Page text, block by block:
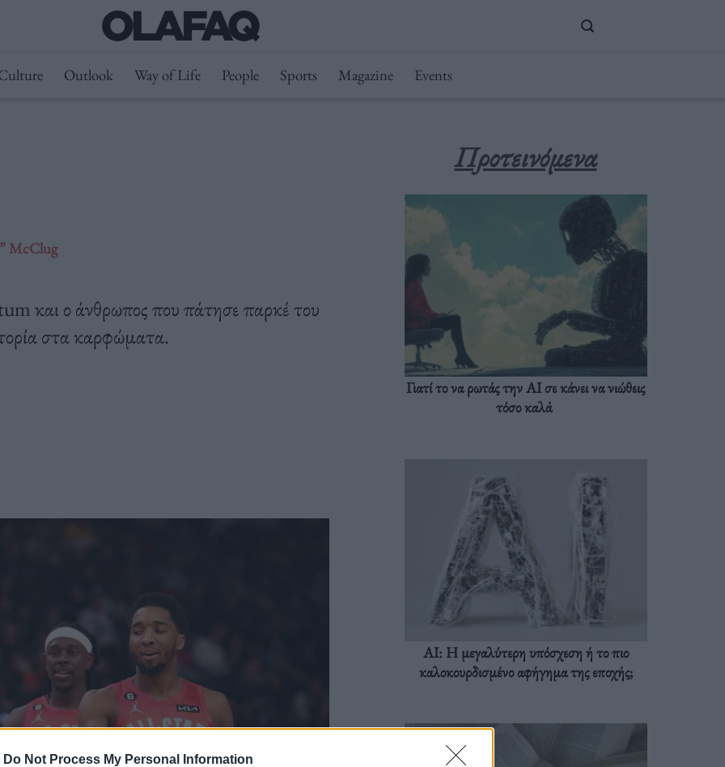
Do Not Process My Personal Information
Outlook Way of Life People Sports Magazine Events
McClug
και ο άνθρωπος που πάτησε παρκέ του
στα καρφώματα.
Προτεινόμενα
Γιατί το να ρωτάς την AI σε κάνει να νιώθεις
τόσο καλά
AI: Η μεγαλύτερη υπόσχεση ή το πιο
καλοκουρδισμένο αφήγημα της εποχής;